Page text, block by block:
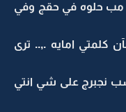
مب حلوه في حقج وفي
كلمتي امايه .,.. ترى
نجبرج على شي انتي